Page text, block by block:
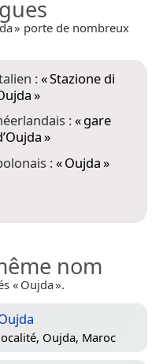
» porte de nombreux
:«Stazione di
»
:«gare
»
:«Oujda»
nom
« Oujda ».
Oujda, Maroc